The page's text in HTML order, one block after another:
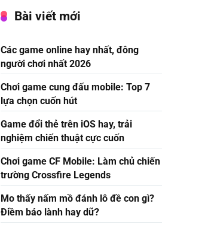
Bài viết mới
Các game online hay nhất, đông
người chơi nhất 2026
Chơi game cung đấu mobile: Top 7
lựa chọn cuốn hút
Game đổi thẻ trên iOS hay, trải
nghiệm chiến thuật cực cuốn
Chơi game CF Mobile: Làm chủ chiến
trường Crossfire Legends
Mo thấy nấm mồ đánh lô đề con gì?
Điềm báo lành hay dữ?